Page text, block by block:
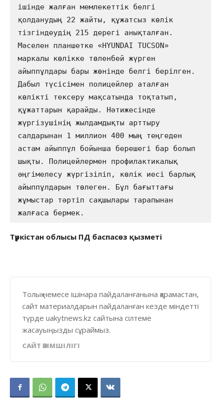
ішінде жалған мемлекеттік белгі
қолданудың 22 жайты, құжатсыз көлік
тізгіндеудің 215 дерегі анықталған.
Мәселен планшетке «HYUNDAI TUCSON»
маркалы көлікке төленбей жүрген
айыппұлдары бары жөнінде белгі берілген.
Дабыл түсісімен полицейлер аталған
көлікті тексеру мақсатында тоқтатып,
құжаттарын қарайды. Нәтижесінде
жүргізушінің жылдамдықты арттыру
салдарынан 1 миллион 400 мың теңгеден
астам айыппұл бойынша берешегі бар болып
шықты. Полицейлермен профилактикалық
әңгімелесу жүргізіліп, көлік иесі барлық
айыппұлдарын төлеген. Бұл бағыттағы
жұмыстар тәртіп сақшылары тарапынан
жалғаса бермек.
Түркістан облысы ПД баспасөз қызметі
Толық немесе ішінара пайдаланғанына қарамастан,
сайт материалдарын пайдаланған кезде міндетті
түрде uakytnews.kz сайтына сілтеме
жасауыңызды сұраймыз.
САЙТ ӘКІМШІЛІГІ